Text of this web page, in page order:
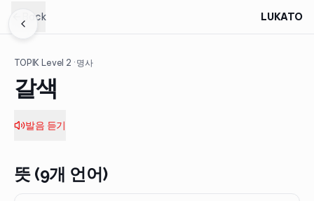
Back LUKATO
TOPIK Level 2 · 명사
갈색
발음 듣기
뜻 (9개 언어)